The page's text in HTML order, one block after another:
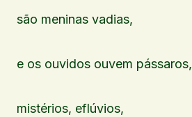
são meninas vadias,
e os ouvidos ouvem pássaros,
mistérios, eflúvios,